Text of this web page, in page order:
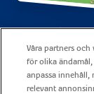
Webbplatskarta
Visa alla vanliga
Policy för cookies
Våra partners
för olika
anpassa
relevant